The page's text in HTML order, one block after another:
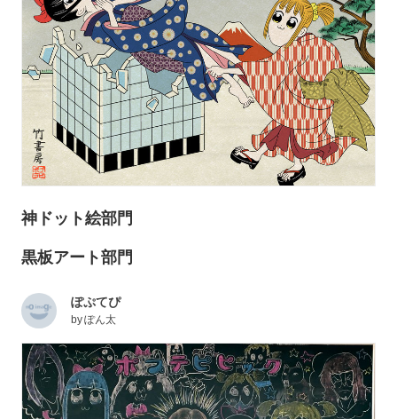
神ドット絵部門
黒板アート部門
ぽぷてぴ
byぽん太